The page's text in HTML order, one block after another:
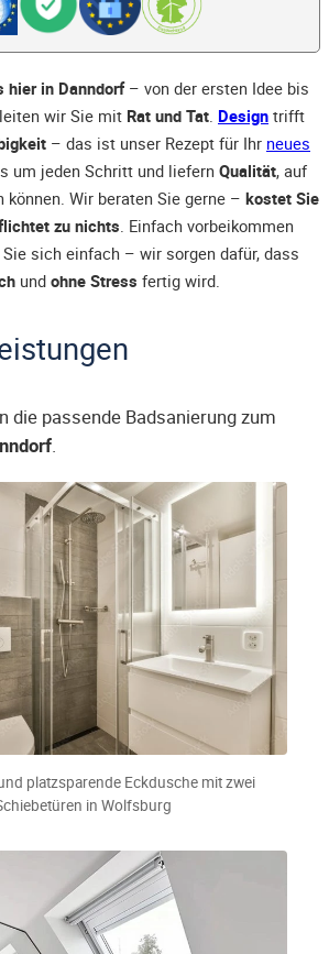
hier in Danndorf– von der ersten Idee bis
wir Sie mit Rat und Tat. Design trifft
– das ist unser Rezept für Ihr neues
um jeden Schritt und liefern Qualität, auf
Wir beraten Sie gerne – kostet Sie
zu nichts. Einfach vorbeikommen
sich einfach – wir sorgen dafür, dass
und ohne Stress fertig wird.
die passende Badsanierung zum
.
platzsparende Eckdusche mit zwei
in Wolfsburg